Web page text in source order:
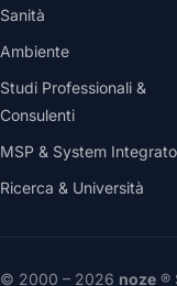
Sanità
Ambiente
Studi Professionali &
Consulenti
MSP & System
Ricerca & Università
© 2000 – 2026 noze ®